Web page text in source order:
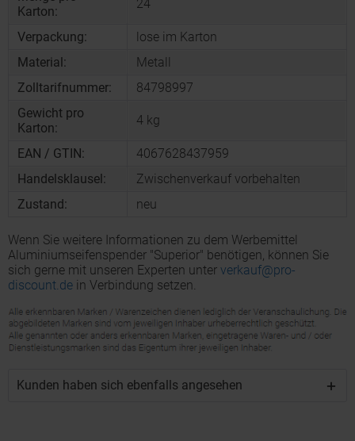
Karton:
24
Verpackung:
lose im Karton
Material:
Metall
Zolltarifnummer:
84798997
Gewicht pro
Karton:
4 kg
EAN / GTIN:
4067628437959
Handelsklausel:
Zwischenverkauf vorbehalten
Zustand:
neu
Wenn Sie weitere Informationen zu dem Werbemittel
Aluminiumseifenspender "Superior" benötigen, können Sie
sich gerne mit unseren Experten unter verkauf@pro-
discount.de in Verbindung setzen.
Kunden haben sich ebenfalls angesehen